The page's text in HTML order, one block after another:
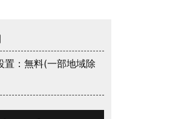
置：無料(一部地域除